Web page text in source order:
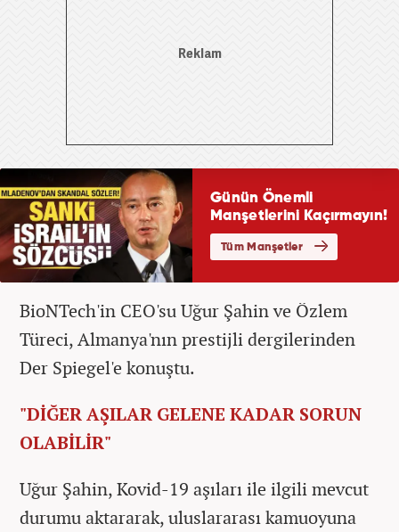
BioNTech'in CEO'su Uğur Şahin ve Özlem
Türeci, Almanya'nın prestijli dergilerinden
Der Spiegel'e konuştu.
"DİĞER AŞILAR GELENE KADAR SORUN
OLABİLİR"
Uğur Şahin, Kovid-19 aşıları ile ilgili mevcut
durumu aktararak, uluslararası kamuoyuna